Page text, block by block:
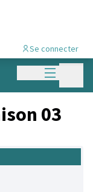
Menu
Se connecter
03